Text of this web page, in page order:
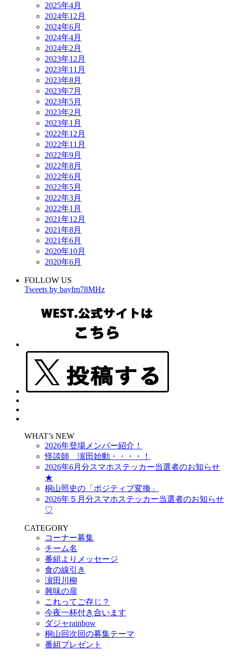
2025年4月
2024年12月
2024年6月
2024年4月
2024年2月
2023年12月
2023年11月
2023年8月
2023年7月
2023年5月
2023年2月
2023年1月
2022年12月
2022年11月
2022年9月
2022年8月
2022年6月
2022年5月
2022年3月
2022年1月
2021年12月
2021年8月
2021年6月
2020年10月
2020年6月
FOLLOW US
Tweets by bayfm78MHz
WHAT’s NEW
2026年登場メンバー紹介！
怪談師 濵田始動・・・・！
2026年6月分スマホステッカー当選者のお知らせ
★
桐山照史の「ポジティブ変換」
2026年５月分スマホステッカー当選者のお知らせ
♡
CATEGORY
コーナー募集
チーム名
番組よりメッセージ
食の線引き
濵田川柳
興味の扉
これってご存じ？
今夜一杯付き合います
ダジャrainbow
桐山回次回の募集テーマ
番組プレゼント